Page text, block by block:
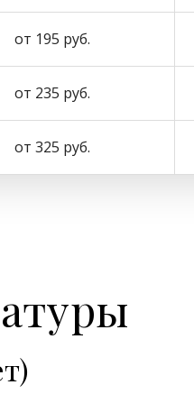
от 195 руб.
от 235 руб.
от 325 руб.